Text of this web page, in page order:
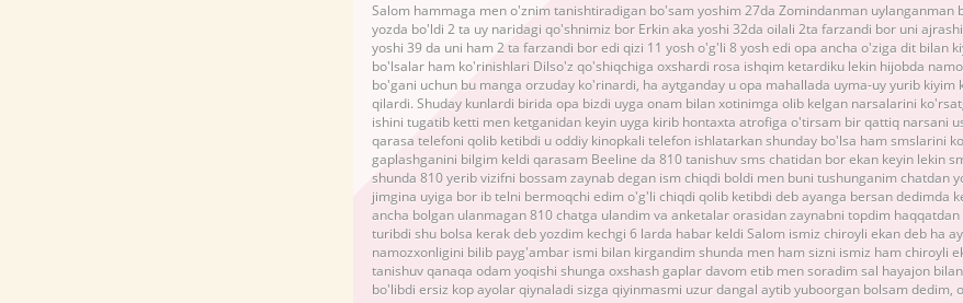
Salom hammaga men o'znim tanishtiradigan bo'sam yoshim 27da Zomindanman uylanganman
yozda bo'ldi 2 ta uy naridagi qo'shnimiz bor Erkin aka yoshi 32da oilali 2ta farzandi bor uni
yoshi 39 da uni ham 2 ta farzandi bor edi qizi 11 yosh o'g'li 8 yosh edi opa ancha o'ziga dit bilan
bo'lsalar ham ko'rinishlari Dilso'z qo'shiqchiga oxshardi rosa ishqim ketardiku lekin hijobda
bo'gani uchun bu manga orzuday ko'rinardi, ha aytganday u opa mahallada uyma-uy yurib kiyim
qilardi. Shuday kunlardi birida opa bizdi uyga onam bilan xotinimga olib kelgan narsalarini
ishini tugatib ketti men ketganidan keyin uyga kirib hontaxta atrofiga o'tirsam bir qattiq narsani
qarasa telefoni qolib ketibdi u oddiy kinopkali telefon ishlatarkan shunday bo'lsa ham smslarini
gaplashganini bilgim keldi qarasam Beeline da 810 tanishuv sms chatidan bor ekan keyin lekin
shunda 810 yerib vizifni bossam zaynab degan ism chiqdi boldi men buni tushunganim chatdan
jimgina uyiga bor ib telni bermoqchi edim o'g'li chiqdi qolib ketibdi deb ayanga bersan dedimda
ancha bolgan ulanmagan 810 chatga ulandim va anketalar orasidan zaynabni topdim
turibdi shu bolsa kerak deb yozdim kechgi 6 larda habar keldi Salom ismiz chiroyli ekan deb ha
namozxonligini bilib payg'ambar ismi bilan kirgandim shunda men ham sizni ismiz ham chiroyli
tanishuv qanaqa odam yoqishi shunga oxshash gaplar davom etib men soradim sal hayajon
bo'libdi ersiz kop ayolar qiynaladi sizga qiyinmasmi uzur dangal aytib yuboorgan bolsam dedim,